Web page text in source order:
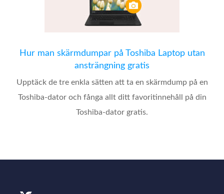
Hur man skärmdumpar på Toshiba Laptop utan
ansträngning gratis
Upptäck de tre enkla sätten att ta en skärmdump på en
Toshiba-dator och fånga allt ditt favoritinnehåll på din
Toshiba-dator gratis.